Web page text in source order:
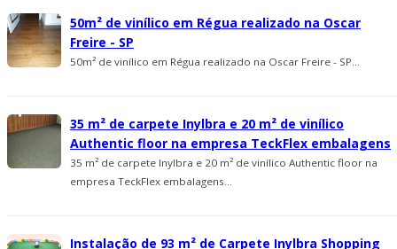
50m² de vinílico em Régua realizado na Oscar
Freire - SP
50m² de vinílico em Régua realizado na Oscar Freire - SP...
35 m² de carpete Inylbra e 20 m² de viní­lico
Authentic floor na empresa TeckFlex embalagens
35 m² de carpete Inylbra e 20 m² de viní­lico Authentic floor na
empresa TeckFlex embalagens...
Instalação de 93 m² de Carpete Inylbra Shopping